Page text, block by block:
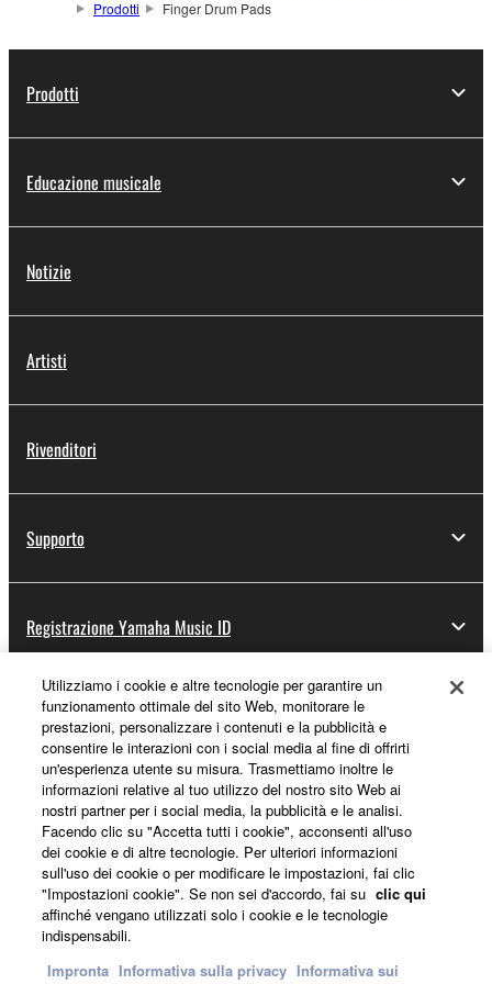
Prodotti
Finger Drum Pads
Prodotti
Educazione musicale
Notizie
Artisti
Rivenditori
Supporto
Registrazione Yamaha Music ID
Informazioni su Yamaha
Italia - Italian
Affari
Utilizziamo i cookie e altre tecnologie per garantire un
funzionamento ottimale del sito Web, monitorare le
prestazioni, personalizzare i contenuti e la pubblicità e
consentire le interazioni con i social media al fine di offrirti
un'esperienza utente su misura. Trasmettiamo inoltre le
informazioni relative al tuo utilizzo del nostro sito Web ai
nostri partner per i social media, la pubblicità e le analisi.
Facendo clic su "Accetta tutti i cookie", acconsenti all'uso
dei cookie e di altre tecnologie. Per ulteriori informazioni
sull'uso dei cookie o per modificare le impostazioni, fai clic
"Impostazioni cookie". Se non sei d'accordo, fai su clic qui
affinché vengano utilizzati solo i cookie e le tecnologie
indispensabili.
Impronta Informativa sulla privacy Informativa sui